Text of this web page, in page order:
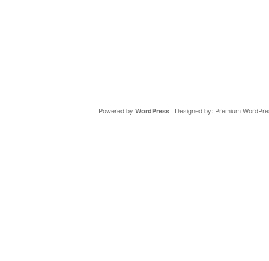
Powered by WordPress| Designed by: Premium